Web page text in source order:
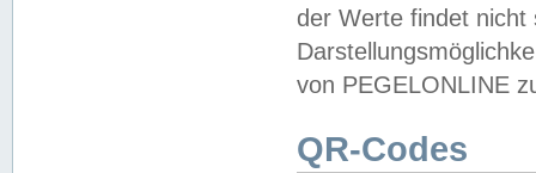
der Werte findet
von PEGELONLINE
QR-Codes